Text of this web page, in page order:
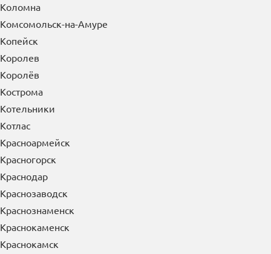
Коломна
Комсомольск-на-Амуре
Копейск
Королев
Королёв
Кострома
Котельники
Котлас
Красноармейск
Красногорск
Краснодар
Краснозаводск
Краснознаменск
Краснокаменск
Краснокамск